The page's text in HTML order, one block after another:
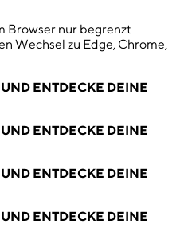
Browser nur begrenzt
Wechsel zu Edge, Chrome,
UND ENTDECKE DEINE
UND ENTDECKE DEINE
UND ENTDECKE DEINE
UND ENTDECKE DEINE